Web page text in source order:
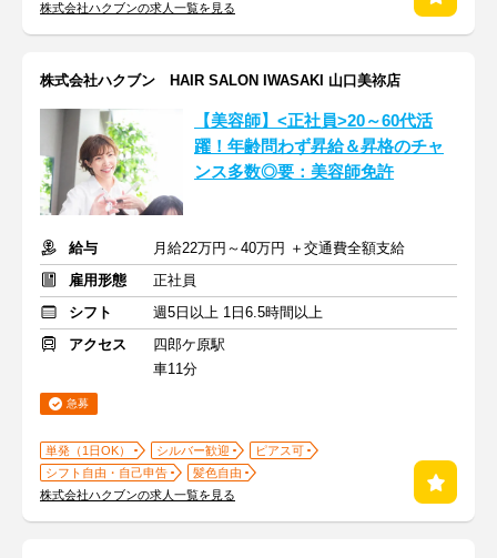
株式会社ハクブンの求人一覧を見る
株式会社ハクブン HAIR SALON IWASAKI 山口美祢店
【美容師】<正社員>20～60代活
躍！年齢問わず昇給＆昇格のチャ
ンス多数◎要：美容師免許
給与
月給22万円～40万円 ＋交通費全額支給
雇用形態
正社員
シフト
週5日以上 1日6.5時間以上
アクセス
四郎ケ原駅
車11分
急募
単発（1日OK） シルバー歓迎
ピアス可
シフト自由・自己申告
髪色自由
株式会社ハクブンの求人一覧を見る